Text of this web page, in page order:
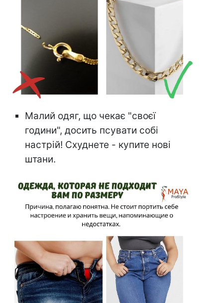
Малий одяг, що чекає "своєї
години", досить псувати собі
настрій! Схуднете - купите нові
штани.